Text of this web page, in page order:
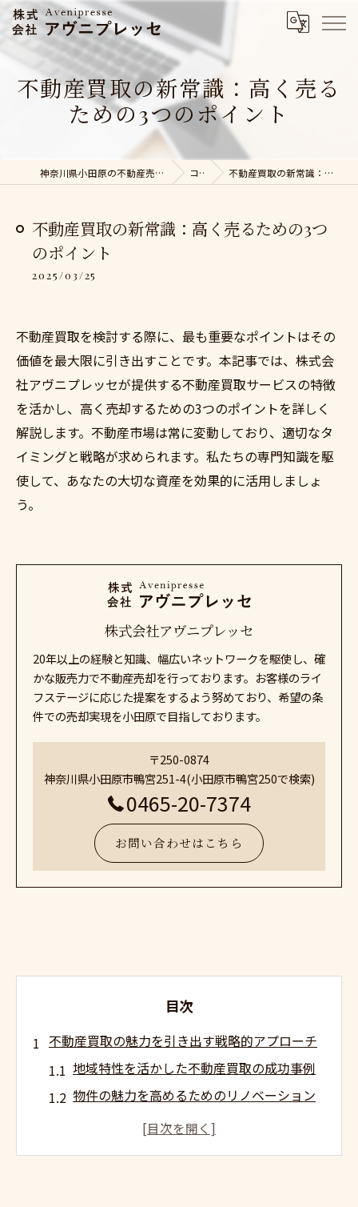
不動産買取の新常識：高く売る
ための3つのポイント
神奈川県小田原の不動産売却なら株式会社アヴニプレッセ コラム 不動産買取の新常識：高く売るための3つのポイント
不動産買取の新常識：高く売るための3つ
のポイント
2025/03/25
不動産買取を検討する際に、最も重要なポイントはその
価値を最大限に引き出すことです。本記事では、株式会
社アヴニプレッセが提供する不動産買取サービスの特徴
を活かし、高く売却するための3つのポイントを詳しく
解説します。不動産市場は常に変動しており、適切なタ
イミングと戦略が求められます。私たちの専門知識を駆
使して、あなたの大切な資産を効果的に活用しましょ
う。
株式会社アヴニプレッセ
20年以上の経験と知識、幅広いネットワークを駆使し、確
かな販売力で不動産売却を行っております。お客様のライ
フステージに応じた提案をするよう努めており、希望の条
件での売却実現を小田原で目指しております。
〒250-0874
神奈川県小田原市鴨宮251-4(小田原市鴨宮250で検索)
0465-20-7374
お問い合わせはこちら
目次
不動産買取の魅力を引き出す戦略的アプローチ
地域特性を活かした不動産買取の成功事例
物件の魅力を高めるためのリノベーション